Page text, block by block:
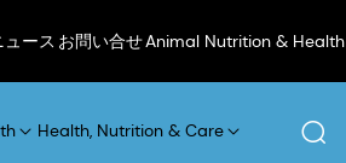
ュース お問い合せAnimal Nutrition & Health
Health, Nutrition & Care